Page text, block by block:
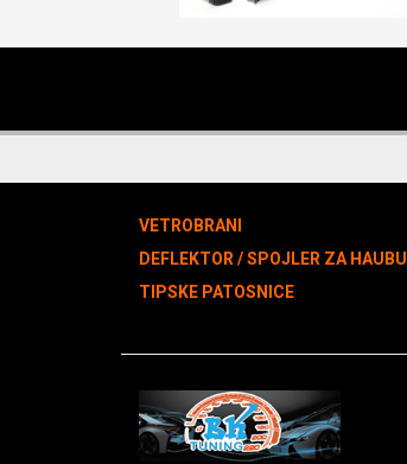
VETROBRANI
DEFLEKTOR / SPOJLER ZA HAUBU
TIPSKE PATOSNICE